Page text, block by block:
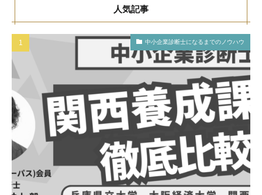
人気記事
中小企業診断士になるまでのノウハウ